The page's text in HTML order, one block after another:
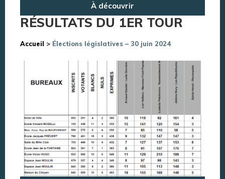
À découvrir
RÉSULTATS DU 1ER TOUR
Accueil > Élections législatives – 30 juin 2024